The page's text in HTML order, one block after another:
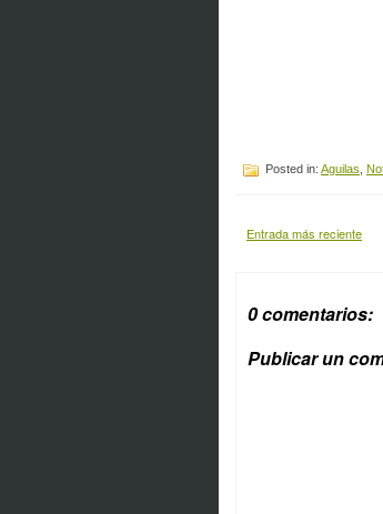
Posted in: Aguilas
Entrada más reciente
0 comentarios:
Publicar un